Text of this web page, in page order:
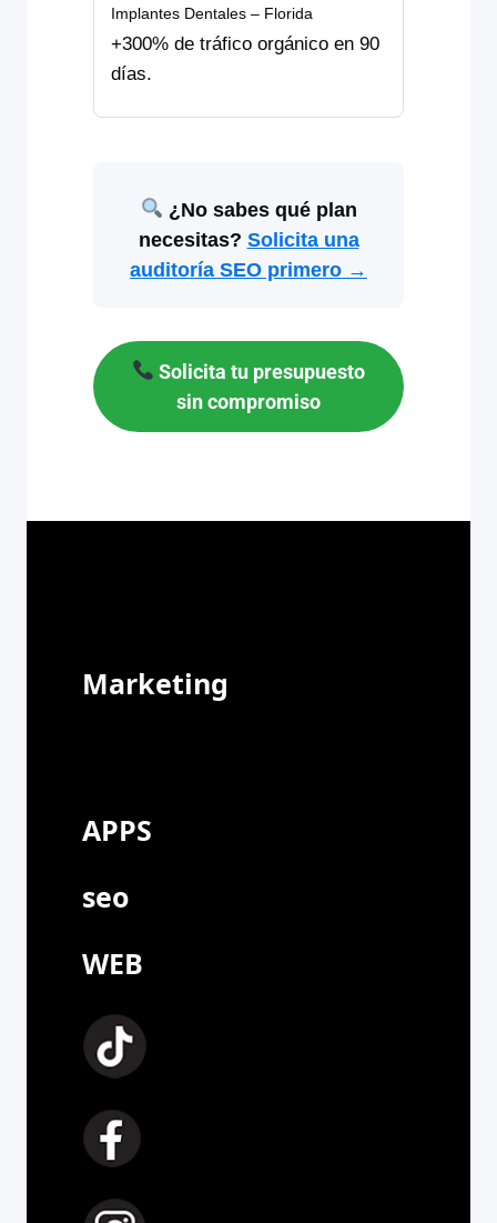
Implantes Dentales – Florida
+300% de tráfico orgánico en 90
días.
¿No sabes qué plan
necesitas? Solicita una
auditoría SEO primero →
Solicita tu presupuesto
sin compromiso
Marketing
APPS
seo
WEB